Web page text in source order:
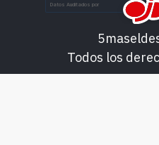
Todos los